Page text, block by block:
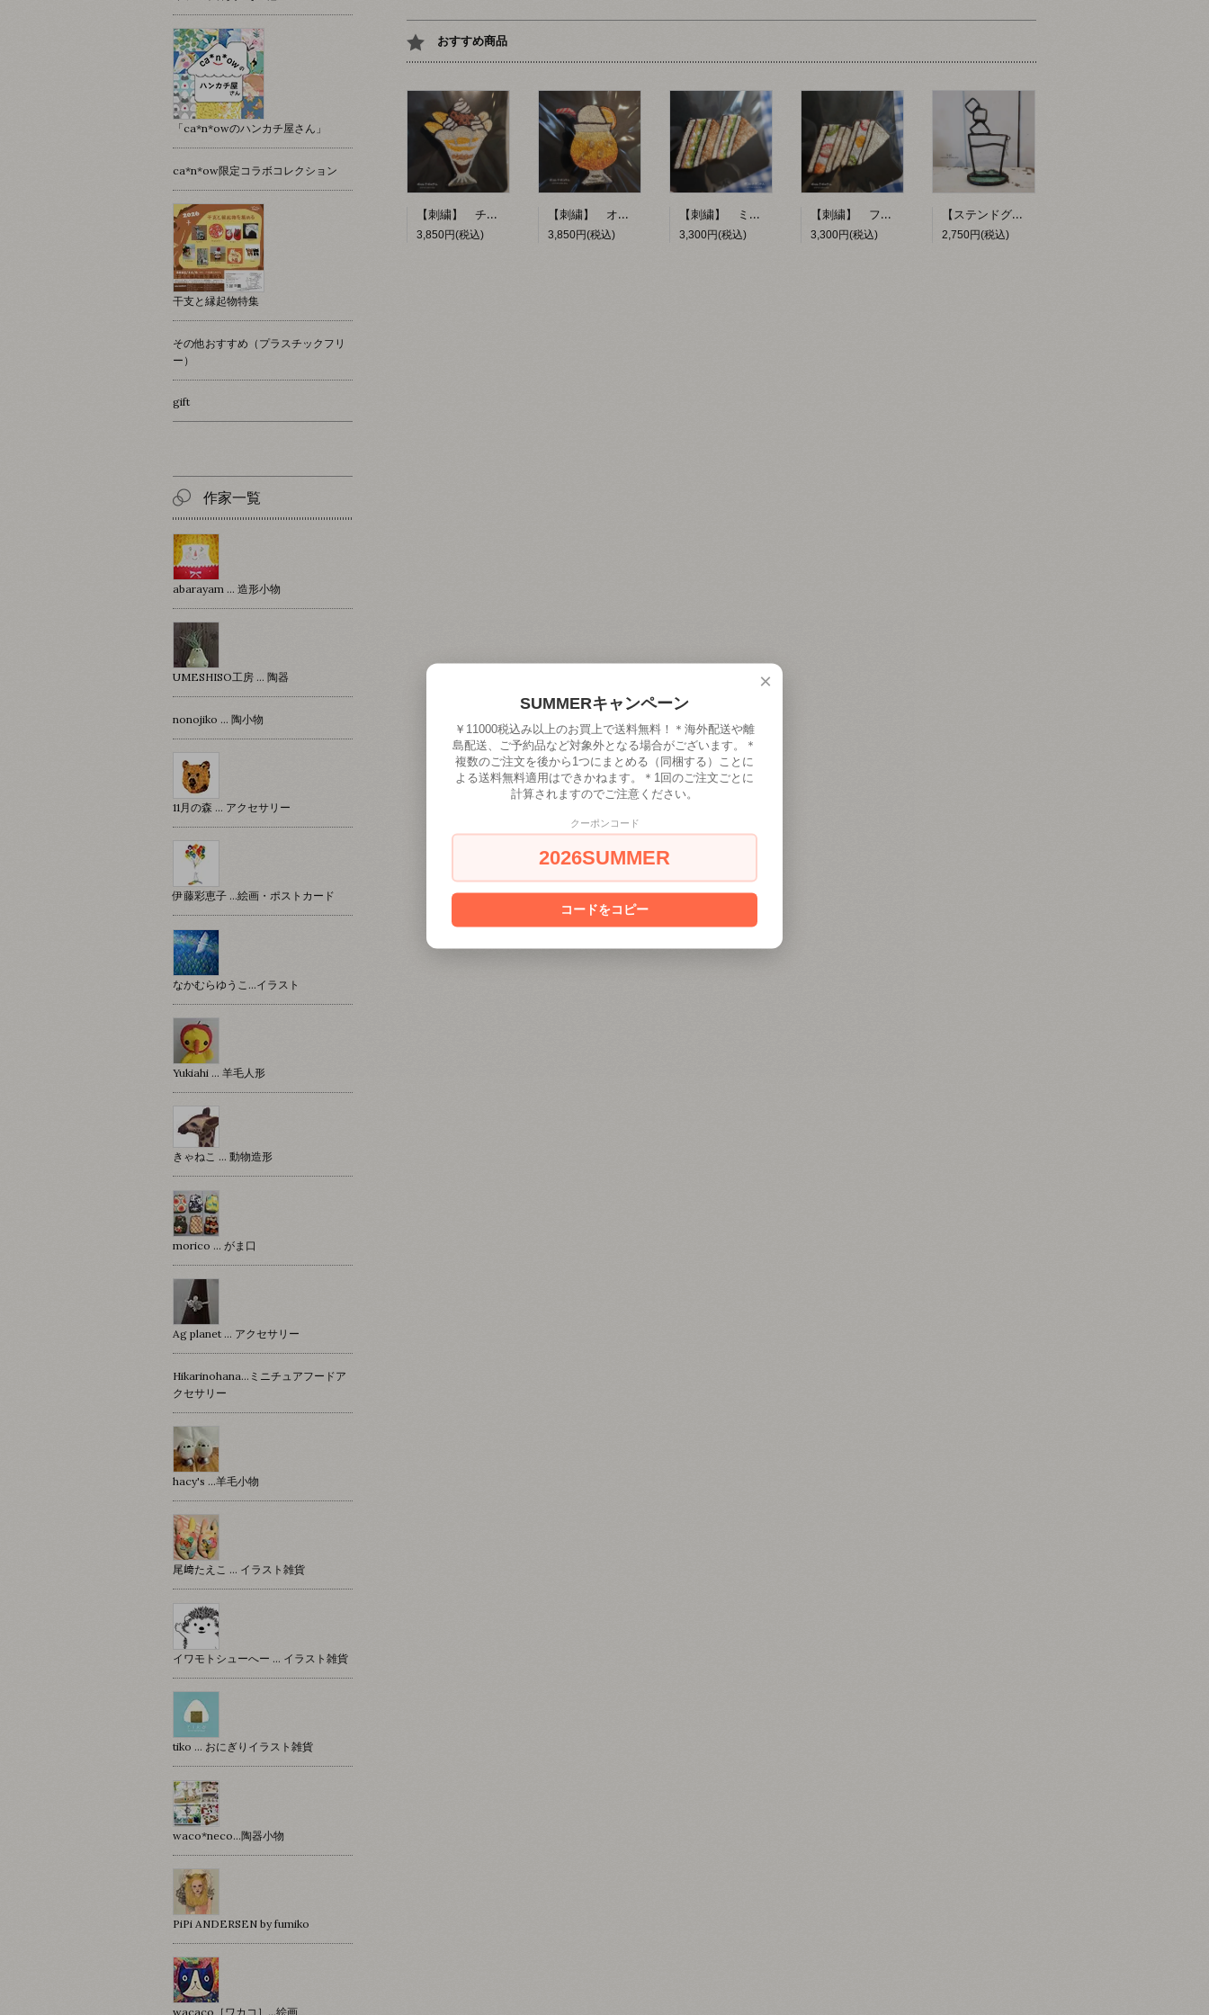
おすすめ商品
【刺繍】 チョコレートパフェ 【ポコルテポコチル】
3,850円(税込)
【刺繍】 オレンジフロート 【ポコルテポコチル】
3,850円(税込)
【刺繍】 ミックスサンド 【ポコルテポコチル】
3,300円(税込)
【刺繍】 フルーツサンド 【ポコルテポコチル】
3,300円(税込)
【ステンドグラス】 お冷 【kai】
2,750円(税込)
「ca*n*owのハンカチ屋さん」
ca*n*ow限定コラボコレクション
干支と縁起物特集
その他おすすめ（プラスチックフリ
ー）
gift
作家一覧
abarayam … 造形小物
UMESHISO工房 … 陶器
nonojiko ... 陶小物
11月の森 … アクセサリー
伊藤彩恵子 …絵画・ポストカード
なかむらゆうこ…イラスト
Yukiahi … 羊毛人形
きゃねこ … 動物造形
morico … がま口
Ag planet … アクセサリー
Hikarinohana…ミニチュアフードア
クセサリー
hacy's …羊毛小物
尾﨑たえこ … イラスト雑貨
イワモトシューへー … イラスト雑貨
tiko … おにぎりイラスト雑貨
waco*neco...陶器小物
PiPi ANDERSEN by fumiko
wacaco［ワカコ］…絵画
×
SUMMERキャンペーン
￥11000税込み以上のお買上で送料無料！＊海外配送や離
島配送、ご予約品など対象外となる場合がございます。＊
複数のご注文を後から1つにまとめる（同梱する）ことに
よる送料無料適用はできかねます。＊1回のご注文ごとに
計算されますのでご注意ください。
クーポンコード
2026SUMMER
コードをコピー